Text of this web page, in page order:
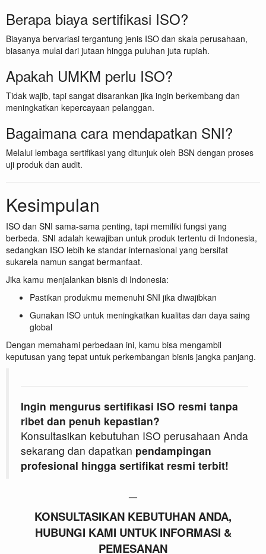
Berapa biaya sertifikasi ISO?
Biayanya bervariasi tergantung jenis ISO dan skala perusahaan,
biasanya mulai dari jutaan hingga puluhan juta rupiah.
Apakah UMKM perlu ISO?
Tidak wajib, tapi sangat disarankan jika ingin berkembang dan
meningkatkan kepercayaan pelanggan.
Bagaimana cara mendapatkan SNI?
Melalui lembaga sertifikasi yang ditunjuk oleh BSN dengan proses
uji produk dan audit.
Kesimpulan
ISO dan SNI sama-sama penting, tapi memiliki fungsi yang
berbeda. SNI adalah kewajiban untuk produk tertentu di Indonesia,
sedangkan ISO lebih ke standar internasional yang bersifat
sukarela namun sangat bermanfaat.
Jika kamu menjalankan bisnis di Indonesia:
Pastikan produkmu memenuhi SNI jika diwajibkan
Gunakan ISO untuk meningkatkan kualitas dan daya saing
global
Dengan memahami perbedaan ini, kamu bisa mengambil
keputusan yang tepat untuk perkembangan bisnis jangka panjang.
Ingin mengurus sertifikasi ISO resmi tanpa
ribet dan penuh kepastian?
Konsultasikan kebutuhan ISO perusahaan Anda
sekarang dan dapatkan pendampingan
profesional hingga sertifikat resmi terbit!
—
KONSULTASIKAN KEBUTUHAN ANDA,
HUBUNGI KAMI UNTUK INFORMASI &
PEMESANAN